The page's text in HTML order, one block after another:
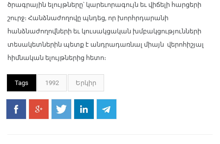
ծրագրային ելույթները՝ կարեւորագույն եւ վիճելի հարցերի
շուրջ։ Հանձնաժողովը պնդեց, որ խորհրդարանի
հանձնաժողովների եւ կուսակցական խմբակցությունների
տեսակետներին պետք է անդրադառնալ միայն վերոհիշյալ
հիմնական ելույթներից հետո։
Tags 1992 Երկիր